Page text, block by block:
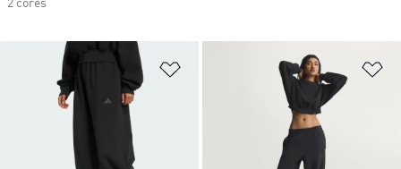
2 cores
Adicionar à Lista de Desejos